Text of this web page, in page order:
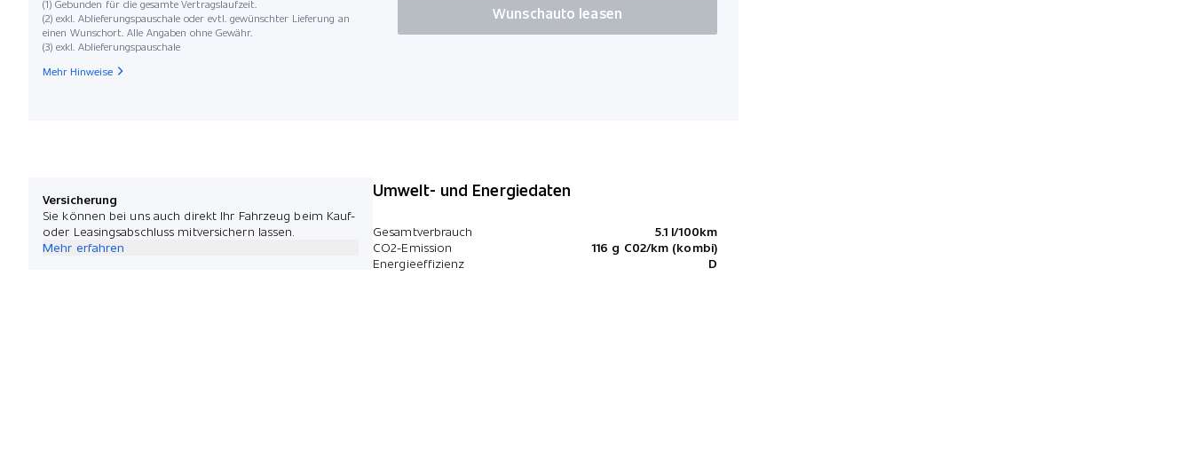
(1) Gebunden für die gesamte Vertragslaufzeit.
(2) exkl. Ablieferungspauschale oder evtl. gewünschter Lieferung an
einen Wunschort. Alle Angaben ohne Gewähr.
(3) exkl. Ablieferungspauschale
Wunschauto leasen
Mehr Hinweise
Versicherung
Sie können bei uns auch direkt Ihr Fahrzeug beim Kauf-
oder Leasingsabschluss mitversichern lassen.
Mehr erfahren
Umwelt- und Energiedaten
Gesamtverbrauch
5.1 l/100km
CO2-Emission
116 g C02/km (kombi)
Energieeffizienz
D